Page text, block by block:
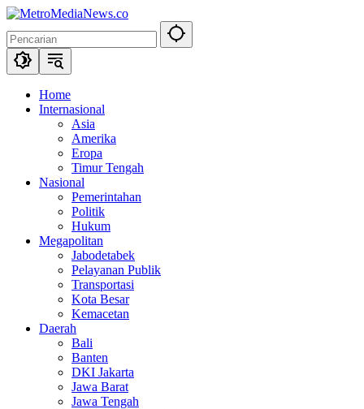
Langsung
konten
Home
Internasional
Asia
Amerika
Eropa
Timur Tengah
Nasional
Pemerintahan
Politik
Hukum
Megapolitan
Jabodetabek
Pelayanan Publik
Transportasi
Kota Besar
Kemacetan
Daerah
Bali
Banten
DKI Jakarta
Jawa Barat
Jawa Tengah